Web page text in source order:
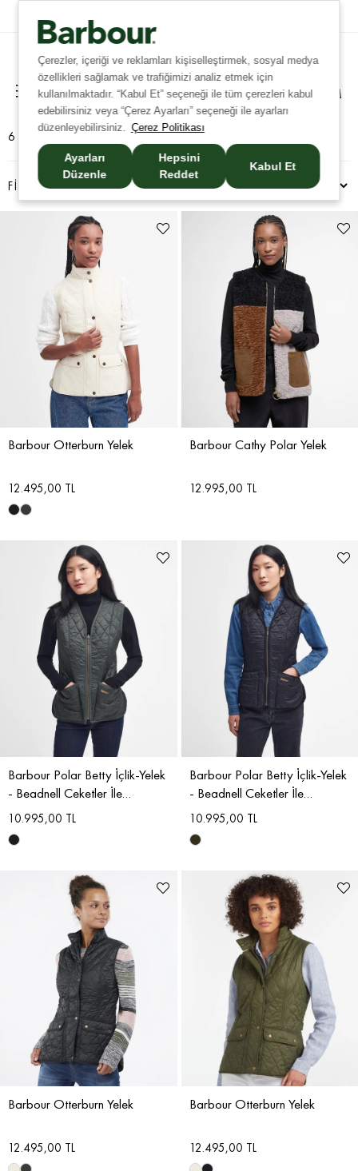
Çerezler, içeriği ve reklamları kişiselleştirmek, sosyal medya
özellikleri sağlamak ve trafiğimizi analiz etmek için
kullanılmaktadır. “Kabul Et” seçeneği ile tüm çerezleri kabul
edebilirsiniz veya “Çerez Ayarları” seçeneği ile ayarları
düzenleyebilirsiniz. Çerez Politikası
Ayarları
Düzenle
Hepsini
Reddet
Kabul Et
FILTRELEME
6 ÜRÜN
Barbour Otterburn Yelek
12.495,00 TL
Barbour Cathy Polar Yelek
12.995,00 TL
Barbour Polar Betty İçlik-Yelek
- Beadnell Ceketler İle
Uyumludur
10.995,00 TL
Barbour Polar Betty İçlik-Yelek
- Beadnell Ceketler İle
Uyumludur
10.995,00 TL
Barbour Otterburn Yelek
12.495,00 TL
Barbour Otterburn Yelek
12.495,00 TL